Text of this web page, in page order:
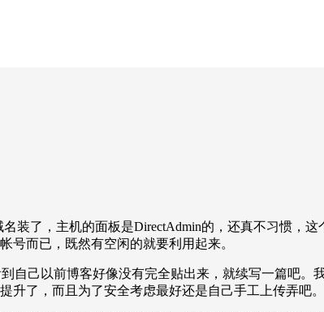
装了，主机的面板是DirectAdmin的，还真不习惯，
号而已，既然有空闲的就要利用起来。
己以前博客好像没有完全贴出来，就续写一篇吧。
升了，而且为了安全考虑最好还是自己手工上传弄吧。